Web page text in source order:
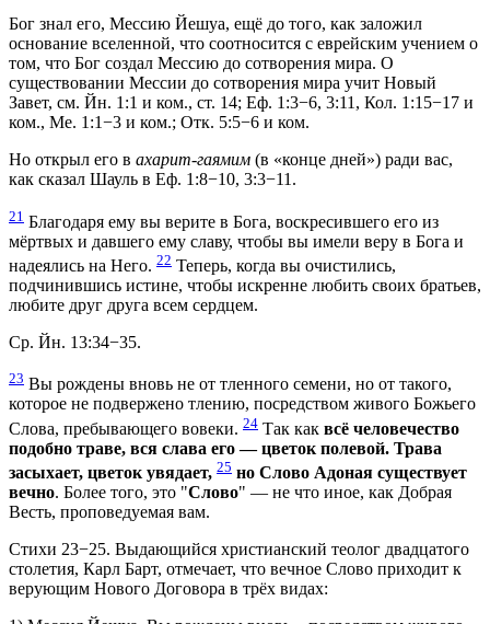
Бог знал его, Мессию Йешуа, ещё до того, как заложил
основание вселенной, что соотносится с еврейским учением о
том, что Бог создал Мессию до сотворения мира. О
существовании Мессии до сотворения мира учит Новый
Завет, см. Йн. 1:1 и ком., ст. 14; Еф. 1:3−6, 3:11, Кол. 1:15−17 и
ком., Mе. 1:1−3 и ком.; Отк. 5:5−6 и ком.
Но открыл его в ахарит-гаямим (в «конце дней») ради вас,
как сказал Шауль в Еф. 1:8−10, 3:3−11.
21 Благодаря ему вы верите в Бога, воскресившего его из
мёртвых и давшего ему славу, чтобы вы имели веру в Бога и
надеялись на Него. 22 Теперь, когда вы очистились,
подчинившись истине, чтобы искренне любить своих братьев,
любите друг друга всем сердцем.
Ср. Йн. 13:34−35.
23 Вы рождены вновь не от тленного семени, но от такого,
которое не подвержено тлению, посредством живого Божьего
Слова, пребывающего вовеки. 24 Так как всё человечество
подобно траве, вся слава его — цветок полевой. Трава
засыхает, цветок увядает, 25 но Слово Адоная существует
вечно. Более того, это "Слово" — не что иное, как Добрая
Весть, проповедуемая вам.
Стихи 23−25. Выдающийся христианский теолог двадцатого
столетия, Карл Барт, отмечает, что вечное Слово приходит к
верующим Нового Договора в трёх видах: